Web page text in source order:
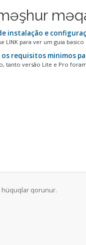
instalação e
LINK para ver um guia
os requisitos minimos
tanto versão Lite e Pro
hüquqlar qorunur.